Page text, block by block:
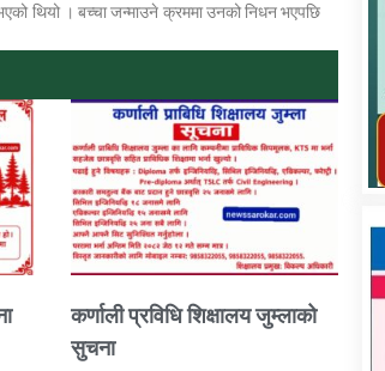
जुम्लाको महिला तथा
सूचना सन्देश
तातोपानी गाउँपालिका जुम्लाको सूचना
थियो । बच्चा जन्माउने क्रममा उनको निधन भएपछि
कर्णाली प्रविधि शिक्षालय जुम्लाको
सुचना